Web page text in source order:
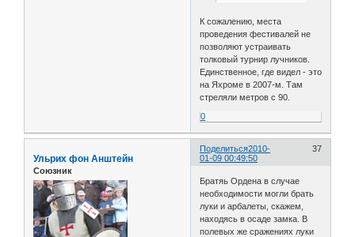
К сожалению, места
проведения фестивалей не
позволяют устраивать
толковый турнир лучников.
Единственное, где видел - это
на Яхроме в 2007-м. Там
стреляли метров с 90.
0
Поделиться 37
2010-
01-09 00:49:50
Ульрих фон Анштейн
Союзник
Братяь Ордена в случае
необходимости могли брать
луки и арбалеты, скажем,
находясь в осаде замка. В
полевых же сражениях луки